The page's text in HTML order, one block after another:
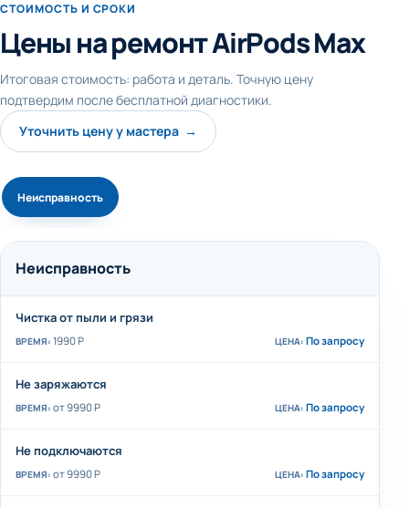
СТОИМОСТЬ И СРОКИ
Цены на ремонт AirPods Max
Итоговая стоимость: работа и деталь. Точную цену
подтвердим после бесплатной диагностики.
Уточнить цену у мастера →
Неисправность
Неисправность
Чистка от пыли и грязи
1990 Р По запросу
Не заряжаются
от 9990 Р По запросу
Не подключаются
от 9990 Р По запросу